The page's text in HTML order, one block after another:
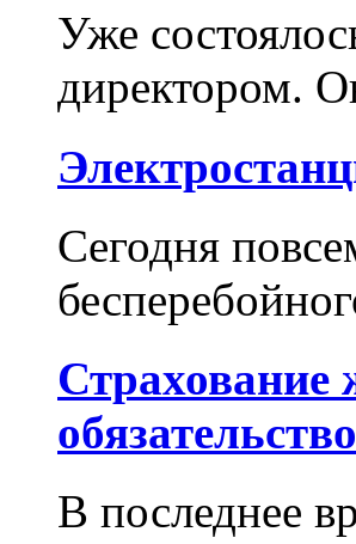
Уже
директором.
Сегодня
Страхование
В последнее